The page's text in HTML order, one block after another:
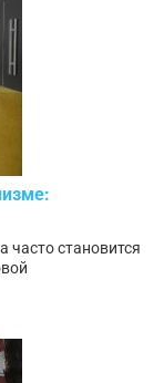
часто становится